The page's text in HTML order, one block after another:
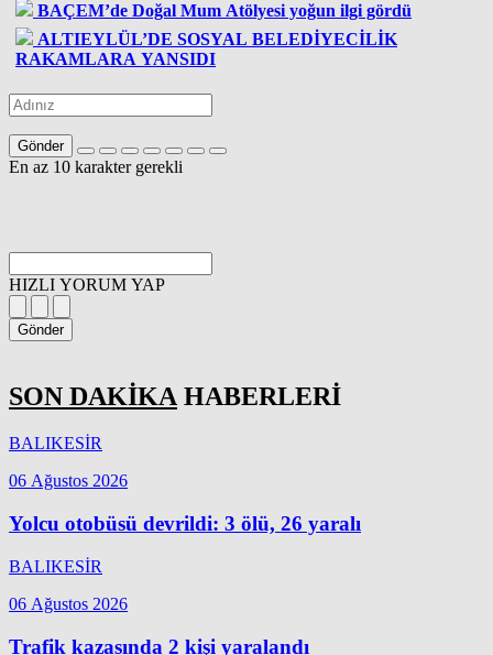
BAÇEM’de Doğal Mum Atölyesi yoğun ilgi gördü
ALTIEYLÜL’DE SOSYAL BELEDİYECİLİK
RAKAMLARA YANSIDI
Gönder
En az 10 karakter gerekli
HIZLI YORUM YAP
Gönder
SON DAKİKAHABERLERİ
BALIKESİR
06 Ağustos 2026
Yolcu otobüsü devrildi: 3 ölü, 26 yaralı
BALIKESİR
06 Ağustos 2026
Trafik kazasında 2 kişi yaralandı